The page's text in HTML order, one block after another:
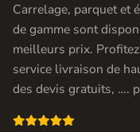
Carrelage, parquet et
de gamme sont
meilleurs prix.
service livraison de
des devis gratuits, ….
